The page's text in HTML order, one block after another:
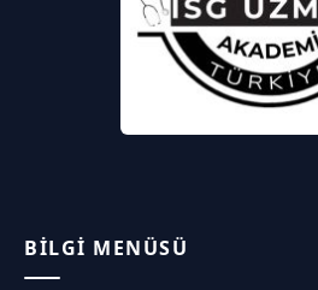
BILGI MENÜSÜ